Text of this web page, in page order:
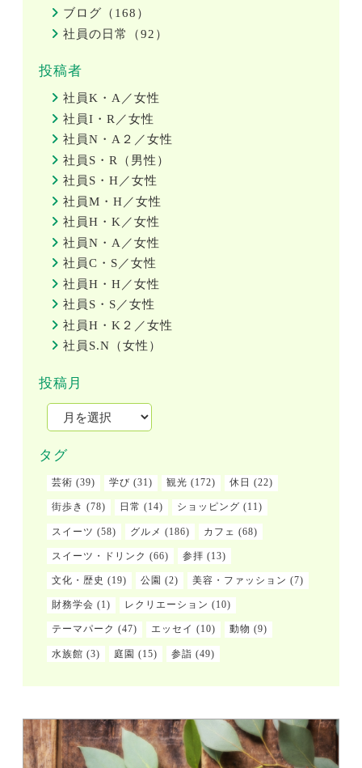
ブログ（168）
社員の日常（92）
投稿者
社員K・A／女性
社員I・R／女性
社員N・A２／女性
社員S・R（男性）
社員S・H／女性
社員M・H／女性
社員H・K／女性
社員N・A／女性
社員C・S／女性
社員H・H／女性
社員S・S／女性
社員H・K２／女性
社員S.N（女性）
投稿月
タグ
芸術 (39) 学び (31) 観光 (172) 休日 (22)
街歩き (78) 日常 (14) ショッピング (11)
スイーツ (58) グルメ (186) カフェ (68)
スイーツ・ドリンク (66) 参拝 (13)
文化・歴史 (19) 公園 (2) 美容・ファッション (7)
財務学会 (1) レクリエーション (10)
テーマパーク (47) エッセイ (10) 動物 (9)
水族館 (3) 庭園 (15) 参詣 (49)